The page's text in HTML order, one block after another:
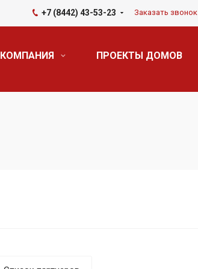
+7 (8442) 43-53-23 Заказать звонок
КОМПАНИЯ ПРОЕКТЫ ДОМОВ